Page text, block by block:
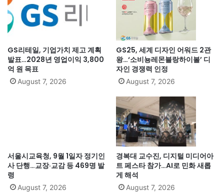
GS리테일, 기업가치 제고 계획
발표…2028년 영업이익 3,800
억 원 목표
August 7, 2026
GS25, 세계 디자인 어워드 2관
왕…‘소비뇽레몬블랑하이볼’ 디
자인 경쟁력 인정
August 7, 2026
서울시교육청, 9월 1일자 정기인
사 단행…교장·교감 등 469명 발
령
August 7, 2026
경복대 교수진, 디지털 미디어아
트 페스타 참가…AI로 민화 새롭
게 해석
August 7, 2026